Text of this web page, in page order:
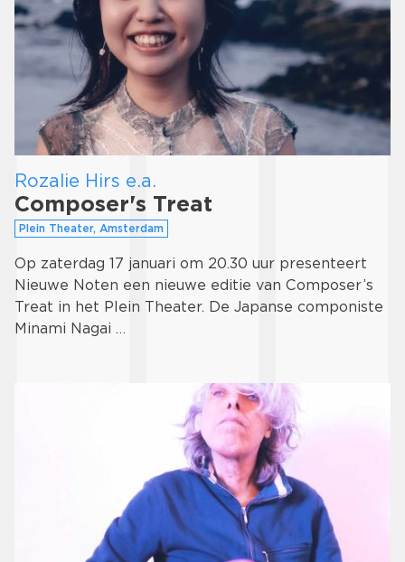
Rozalie Hirs e.a.
Composer's Treat
Plein Theater, Amsterdam
Op zaterdag 17 januari om 20.30 uur presenteert
Nieuwe Noten een nieuwe editie van Composer’s
Treat in het Plein Theater. De Japanse componiste
Minami Nagai …